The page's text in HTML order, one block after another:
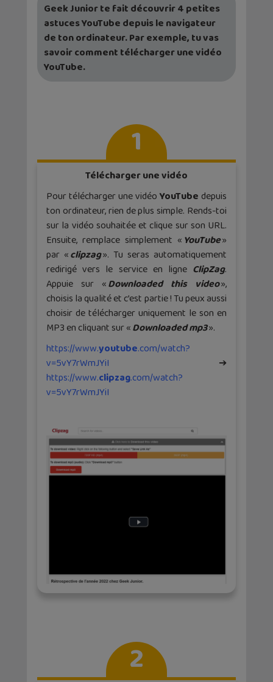
Geek Junior te fait découvrir 4 petites
astuces YouTube depuis le navigateur
de ton ordinateur. Par exemple, tu vas
savoir comment télécharger une vidéo
YouTube.
1
Télécharger une vidéo
Pour télécharger une vidéo YouTube depuis
ton ordinateur, rien de plus simple. Rends-toi
sur la vidéo souhaitée et clique sur son URL.
Ensuite, remplace simplement « YouTube»
par «clipzag». Tu seras automatiquement
redirigé vers le service en ligne ClipZag.
Appuie sur «Downloaded this video»,
choisis la qualité et c’est partie ! Tu peux aussi
choisir de télécharger uniquement le son en
MP3 en cliquant sur «Downloaded mp3».
https://www.youtube.com/watch?
v=5vY7rWmJYiI ➔
https://www.clipzag.com/watch?
v=5vY7rWmJYiI
2